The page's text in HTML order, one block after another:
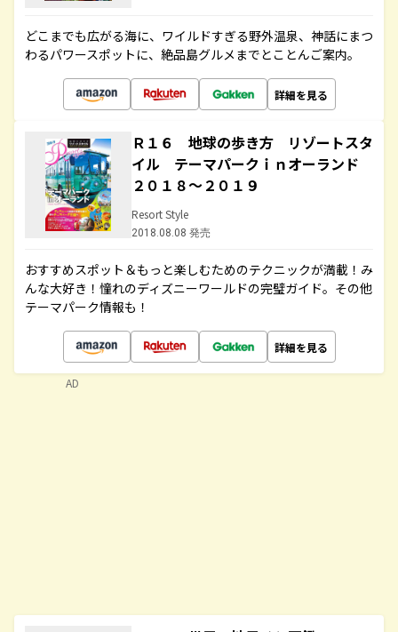
どこまでも広がる海に、ワイルドすぎる野外温泉、神話にまつ
わるパワースポットに、絶品島グルメまでとことんご案内。
詳細を見る
Ｒ１６ 地球の歩き方 リゾートスタ
イル テーマパークｉｎオーランド
２０１８～２０１９
Resort Style
2018.08.08 発売
おすすめスポット＆もっと楽しむためのテクニックが満載！み
んな大好き！憧れのディズニーワールドの完璧ガイド。その他
テーマパーク情報も！
詳細を見る
AD